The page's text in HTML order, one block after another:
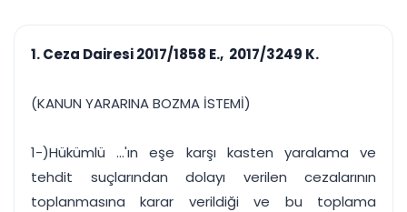
Duruşma ve görev
takvimi
Bildirim
takibi
Tek panelde uçtan uca yönetim
UYAP & UETS entegrasyonundan finansa, hepsi bir arada.
Tüm özellikleri inceleyin Ücretsiz Başlayın
1. Ceza Dairesi 2017/1858 E., 2017/3249 K.
(KANUN YARARINA BOZMA İSTEMİ)
1-)Hükümlü ...'ın eşe karşı kasten yaralama ve
tehdit suçlarından dolayı verilen cezalarının
toplanmasına karar verildiği ve bu toplama